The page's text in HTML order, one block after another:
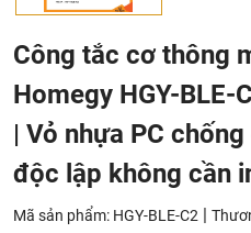
Công tắc cơ thông
Homegy HGY-
| Vỏ nhựa PC
độc lập không cần
Mã sản phẩm: HGY-BLE-C2 |